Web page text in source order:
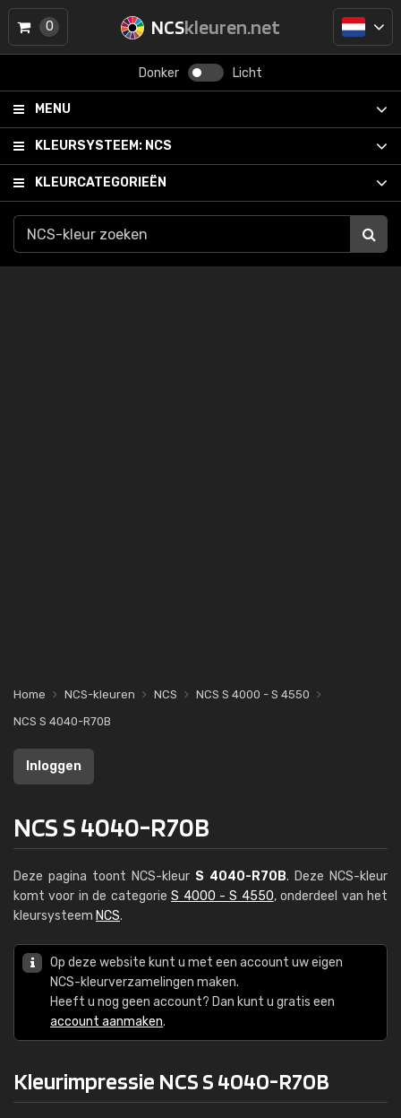
NCSkleuren.net
Donker Licht
MENU
KLEURSYSTEEM: NCS
KLEURCATEGORIEËN
0
Home NCS-kleuren NCS
NCS S 4000 - S 4550
NCS S 4040-R70B
Inloggen
NCS S 4040-R70B
Deze pagina toont NCS-kleur S 4040-R70B. Deze NCS-kleur
komt voor in de categorieS 4000 - S 4550, onderdeel van het
kleursysteem NCS.
Op deze website kunt u met een account uw eigen
NCS-kleurverzamelingen maken.
Heeft u nog geen account? Dan kunt u gratis een
account aanmaken.
Kleurimpressie NCS S 4040-R70B